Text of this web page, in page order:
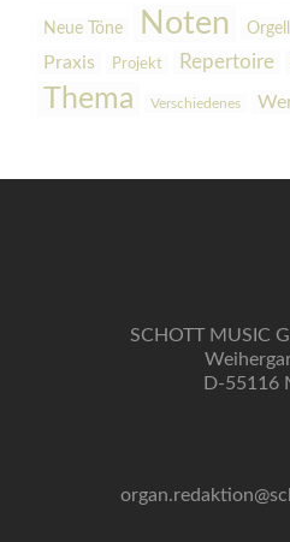
Neue Töne Noten
Praxis Projekt Repertoire
Thema Verschiedenes
SCHOTT MUSIC
D-55116